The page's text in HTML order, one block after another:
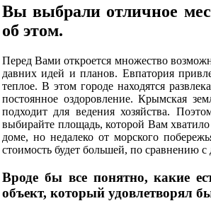
Вы выбрали отличное
об этом.
Перед Вами откроется множество
давних идей и планов. Евпатория
теплое. В этом городе находятся
постоянное оздоровление. Крымская
подходит для ведения хозяйства.
выбирайте площадь, которой Вам
доме, но недалеко от морского
стоимость будет большей, по сравнению
Вроде бы все понятно, какие
объект, который удовлетворял